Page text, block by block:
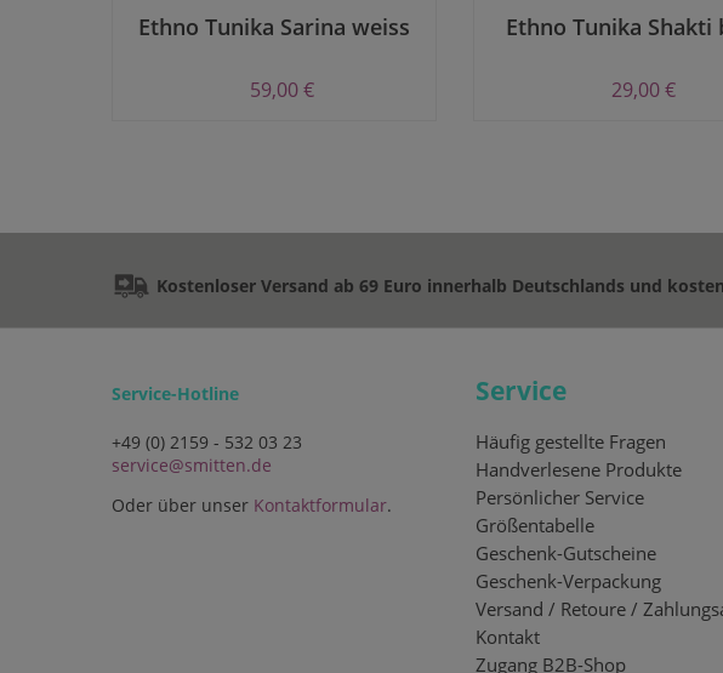
Ethno Tunika Sarina weiss
59,00 €
Ethno Tunika Shakti
29,00 €
Kostenloser Versand ab 69 Euro innerhalb Deutschlands und
Service-Hotline
+49 (0) 2159 - 532 03 23
service@smitten.de
Oder über unser Kontaktformular.
Service
Häufig gestellte Fragen
Handverlesene Produkte
Persönlicher Service
Größentabelle
Geschenk-Gutscheine
Geschenk-Verpackung
Versand / Retoure /
Kontakt
Zugang B2B-Shop